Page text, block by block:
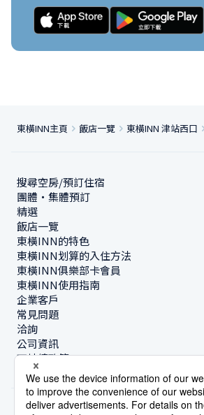
東橫INN主頁 飯店一覽 東橫INN 津站西口
搜尋空房/預訂住宿
團體・集體預訂
精選
飯店一覽
東橫INN的特色
東橫INN划算的入住方法
東橫INN俱樂部卡會員
東橫INN使用指南
企業客戶
常見問題
洽詢
公司資訊
可持續政策